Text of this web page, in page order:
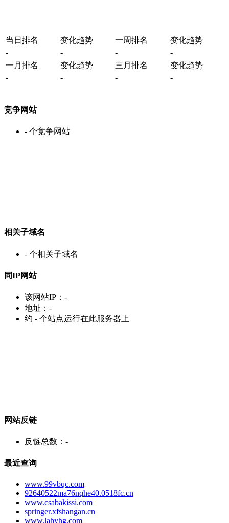
当日排名 变化趋势 一周排名
变化趋势
-
- -
-
一月排名
变化趋势 三月排名
变化趋势
-
- - -
竞争网站
- 个竞争网站
相关子域名
- 个相关子域名
同IP网站
该网站IP： -
地址： -
约 - 个站点运行在此服务器上
网站反链
反链总数： -
最近查询
www.99vbqc.com
92640522ma76nqhe40.0518fc.cn
www.csabakissi.com
springer.xfshangan.cn
www.lahyhg.com